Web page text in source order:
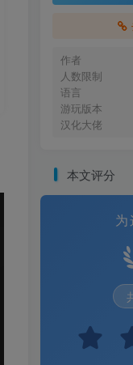
作者
人数限制
语言
游玩版本
汉化大佬
本文评分